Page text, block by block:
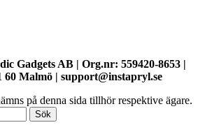
Gadgets AB | Org.nr: 559420-8653 |
60 Malmö | support@instapryl.se
på denna sida tillhör respektive ägare.
Sök